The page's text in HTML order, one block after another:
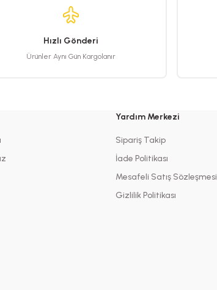
Hızlı Gönderi
Ürünler Aynı Gün Kargolanır
Yardım Merkezi
Sipariş Takip
İade Politikası
Mesafeli Satış Sözleşmesi
Gizlilik Politikası